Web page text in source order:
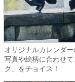
オリジナルカレンダ
写真や絵柄に合わせ
ク」をチョイス！